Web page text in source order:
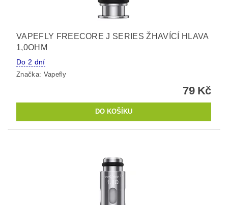
VAPEFLY FREECORE J SERIES ŽHAVÍCÍ HLAVA
1,0OHM
Do 2 dní
Značka: Vapefly
79 Kč